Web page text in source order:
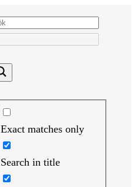
Exact matches only
Search in title